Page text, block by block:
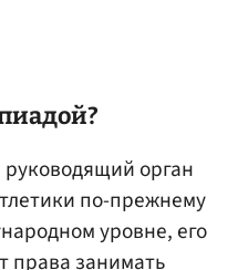
орган
по-прежнему
уровне, его
права занимать